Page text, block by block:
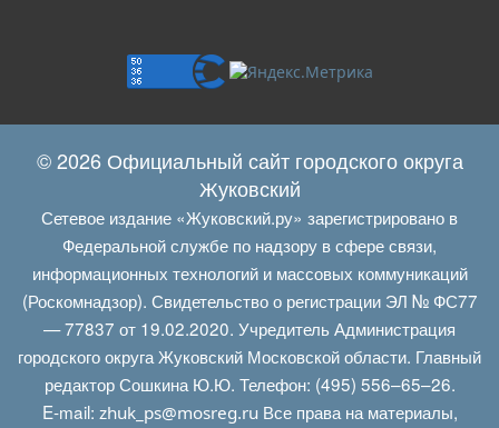
© 2026 Официальный сайт городского округа
Жуковский
Сетевое издание «Жуковский.ру» зарегистрировано в
Федеральной службе по надзору в сфере связи,
информационных технологий и массовых коммуникаций
(Роскомнадзор). Свидетельство о регистрации ЭЛ № ФС77
— 77837 от 19.02.2020. Учредитель Администрация
городского округа Жуковский Московской области. Главный
редактор Сошкина Ю.Ю. Телефон: (495) 556–65–26.
E‑mail: zhuk_ps@mosreg.ruВсе права на материалы,